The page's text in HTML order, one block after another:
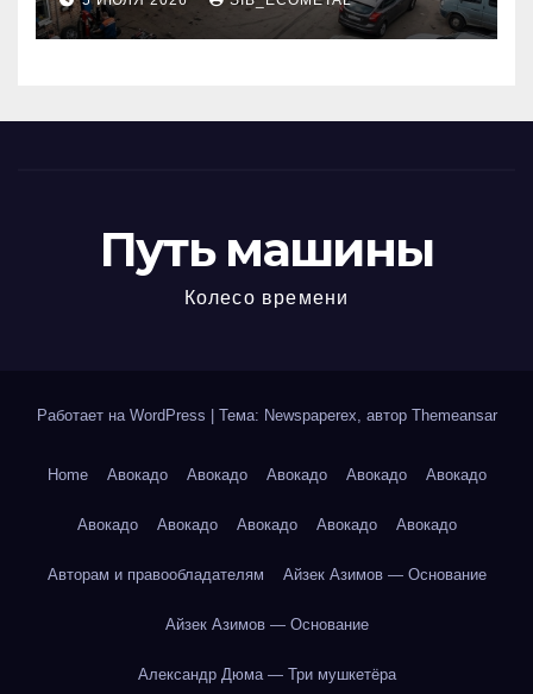
МКАД
Путь машины
Колесо времени
Работает на WordPress Тема: Newspaperex, автор Themeansar
Home Авокадо Авокадо Авокадо Авокадо Авокадо
Авокадо Авокадо Авокадо Авокадо Авокадо
Авторам и правообладателям Айзек Азимов — Основание
Айзек Азимов — Основание
Александр Дюма — Три мушкетёра